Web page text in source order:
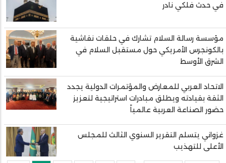
في حدث فلكي نادر
مؤسسة رسالة السلام تشارك في حلقات نقاشية
بالكونجرس الأمريكي حول مستقبل السلام في
الشرق الأوسط
الاتحاد العربي للمعارض والمؤتمرات الدولية يجدد
الثقة بقيادته ويطلق مبادرات استراتيجية لتعزيز
حضور الصناعة العربية عالمياً
غزواني يتسلم التقرير السنوي الثالث للمجلس
الأعلى للتهذيب